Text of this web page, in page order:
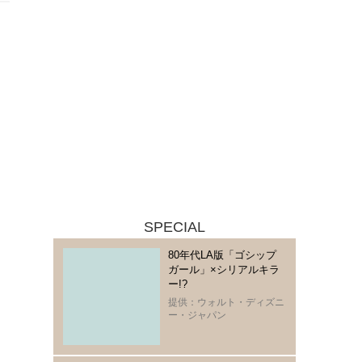
SPECIAL
80年代LA版「ゴシップ
ガール」×シリアルキラ
ー!?
提供：ウォルト・ディズニ
ー・ジャパン